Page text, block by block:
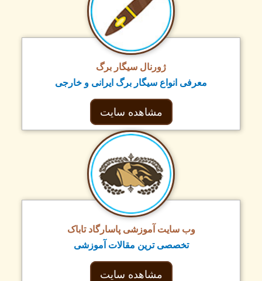
ژورنال سیگار برگ
معرفی انواع سیگار برگ ایرانی و خارجی
مشاهده سایت
وب سایت آموزشی پاسارگاد تاباک
تخصصی ترین مقالات آموزشی
مشاهده سایت